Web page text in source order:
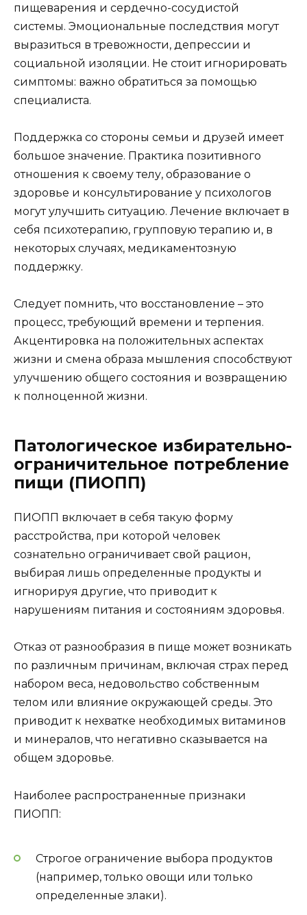
пищеварения и сердечно-сосудистой
системы. Эмоциональные последствия могут
выразиться в тревожности, депрессии и
социальной изоляции. Не стоит игнорировать
симптомы: важно обратиться за помощью
специалиста.
Поддержка со стороны семьи и друзей имеет
большое значение. Практика позитивного
отношения к своему телу, образование о
здоровье и консультирование у психологов
могут улучшить ситуацию. Лечение включает в
себя психотерапию, групповую терапию и, в
некоторых случаях, медикаментозную
поддержку.
Следует помнить, что восстановление – это
процесс, требующий времени и терпения.
Акцентировка на положительных аспектах
жизни и смена образа мышления способствуют
улучшению общего состояния и возвращению
к полноценной жизни.
Патологическое избирательно-
ограничительное потребление
пищи (ПИОПП)
ПИОПП включает в себя такую форму
расстройства, при которой человек
сознательно ограничивает свой рацион,
выбирая лишь определенные продукты и
игнорируя другие, что приводит к
нарушениям питания и состояниям здоровья.
Отказ от разнообразия в пище может возникать
по различным причинам, включая страх перед
набором веса, недовольство собственным
телом или влияние окружающей среды. Это
приводит к нехватке необходимых витаминов
и минералов, что негативно сказывается на
общем здоровье.
Наиболее распространенные признаки
ПИОПП:
Строгое ограничение выбора продуктов
(например, только овощи или только
определенные злаки).